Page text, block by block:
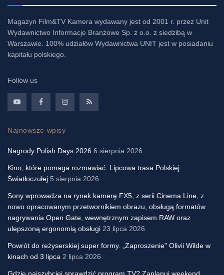
Magazyn Film&TV Kamera wydawany jest od 2001 r. przez Unit
Wydawnictwo Informacje Branżowe Sp. z o.o. z siedzibą w
Warszawie. 100% udziałów Wydawnictwa UNIT jest w posiadaniu
kapitału polskiego.
Follow us
Najnowsze wpisy
Nagrody Polish Days 2026 6 sierpnia 2026
Kino, które pomaga rozmawiać. Lipcowa trasa Polskiej
Światłoczułej 5 sierpnia 2026
Sony wprowadza na rynek kamerę FX5, z serii Cinema Line, z
nowo opracowanym przetwornikiem obrazu, obsługą formatów
nagrywania Open Gate, wewnętrznym zapisem RAW oraz
ulepszoną ergonomią obsługi 23 lipca 2026
Powrót do reżyserskiej super formy. „Zaproszenie” Olivii Wilde w
kinach od 3 lipca 2 lipca 2026